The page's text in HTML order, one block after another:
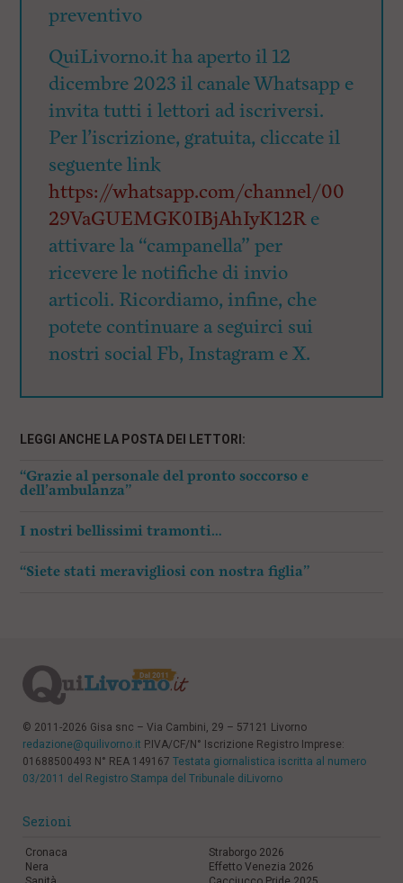
preventivo
QuiLivorno.it ha aperto il 12
dicembre 2023 il canale Whatsapp e
invita tutti i lettori ad iscriversi.
Per l’iscrizione, gratuita, cliccate il
seguente link
https://whatsapp.com/channel/00
29VaGUEMGK0IBjAhIyK12Re
attivare la “campanella” per
ricevere le notifiche di invio
articoli. Ricordiamo, infine, che
potete continuare a seguirci sui
nostri social Fb, Instagram e X.
LEGGI ANCHE LA POSTA DEI LETTORI:
“Grazie al personale del pronto soccorso e
dell’ambulanza”
I nostri bellissimi tramonti…
“Siete stati meravigliosi con nostra figlia”
© 2011-2026 Gisa snc – Via Cambini, 29 – 57121 Livorno
redazione@quilivorno.it P.IVA/CF/N° Iscrizione Registro Imprese:
01688500493 N° REA 149167 Testata giornalistica iscritta al numero
03/2011 del Registro Stampa del Tribunale diLivorno
Sezioni
Cronaca
Nera
Straborgo 2026
Effetto Venezia 2026